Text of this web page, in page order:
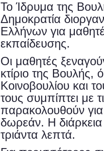
Το Ίδρυμα της
Δημοκρατία
Ελλήνων για
εκπαίδευσης.
Οι μαθητές
κτίριο της Βουλής,
Κοινοβουλίου και
τους συμπίπτει με
παρακολουθούν
δωρεάν. Η
τριάντα λεπτά.